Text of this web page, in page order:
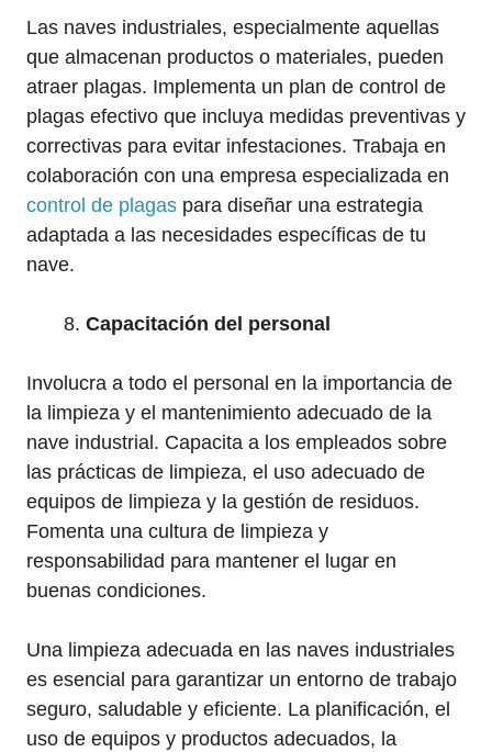
Las naves industriales, especialmente aquellas
que almacenan productos o materiales, pueden
atraer plagas. Implementa un plan de control de
plagas efectivo que incluya medidas preventivas y
correctivas para evitar infestaciones. Trabaja en
colaboración con una empresa especializada en
control de plagas para diseñar una estrategia
adaptada a las necesidades específicas de tu
nave.
Capacitación del personal
Involucra a todo el personal en la importancia de
la limpieza y el mantenimiento adecuado de la
nave industrial. Capacita a los empleados sobre
las prácticas de limpieza, el uso adecuado de
equipos de limpieza y la gestión de residuos.
Fomenta una cultura de limpieza y
responsabilidad para mantener el lugar en
buenas condiciones.
Una limpieza adecuada en las naves industriales
es esencial para garantizar un entorno de trabajo
seguro, saludable y eficiente. La planificación, el
uso de equipos y productos adecuados, la